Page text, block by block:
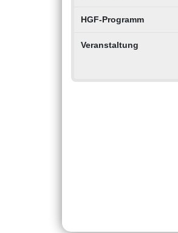
HGF-Programm
Veranstaltung